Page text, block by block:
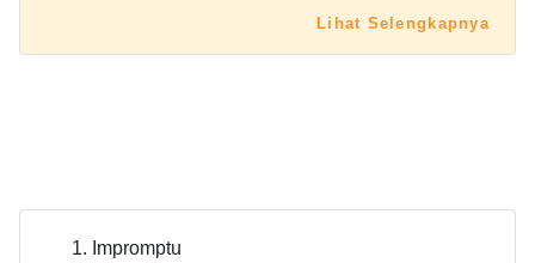
Lihat Selengkapnya
Impromptu